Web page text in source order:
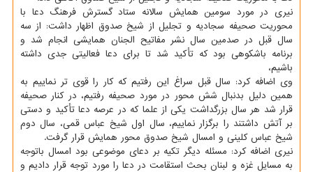
نیری در مورد سومین همایش سالانه ستاد گسترش فرهنگ دعا با
محوریت صحیفه سجادیه و تجلیل از شیخ صدوق اظهار داشت: از سه
سال قبل در صدمین سال نشر مفاتیح الجنان همایشی انجام شد و
برنامه باشکوهی بود که تأکید شد تا برای دعا فعالیتی جدی داشته
باشیم،
وی اضافه کرد: سال قبل سراغ این رفتیم که کار را قوی تر نماییم به
همین دلیل بدنبال شش محور در مورد صحیفه رفتیم، در کنار صحیفه
قرار شد هر سال بزرگداشت یکی از علما که در عرصه دعا تأکید و دستی
بر آتش داشتند را برگزار نماییم، سال اول شیخ عباس قمی، سال دوم
شیخ عباس کلینی و امسال شیخ صدوق محور همایش قرار گرفت.
نیری اضافه کرد: مسئله دیگر تکیه بر دعای موضوعی بود امسال باتوجه
به مسایل غزه و لبنان بحث استقامت در دعا را مورد توجه قرار دادیم و